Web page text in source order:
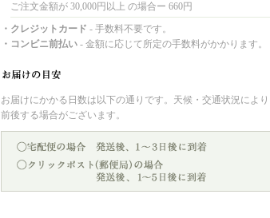
ご注文金額が 30,000円以上 の場合ー 660円
・クレジットカード - 手数料不要です。
・コンビニ前払い - 金額に応じて所定の手数料がかかります。
お届けにかかる日数は以下の通りです。天候・交通状況により
前後する場合がございます。